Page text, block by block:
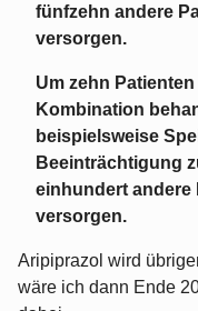
fünfzehn andere
versorgen.
Um zehn
Kombination
beispielsweise
Beeinträchtigung
einhundert andere
versorgen.
Aripiprazol wird
wäre ich dann Ende